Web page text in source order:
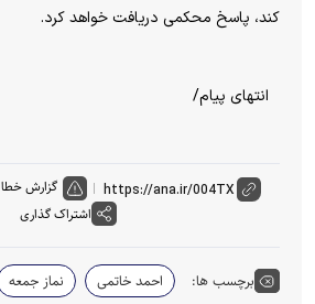
کند، پاسخ محکمی دریافت خواهد کرد.
انتهای پیام/
گزارش خطا
اشتراک گذاری
برچسب ها: احمد خاتمی نماز جمعه